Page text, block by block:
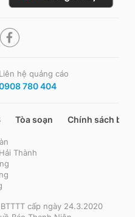
Liên hệ quảng cáo
780 404
Tòa soạn Chính sách bảo
Thành
cấp ngày 24.3.2020